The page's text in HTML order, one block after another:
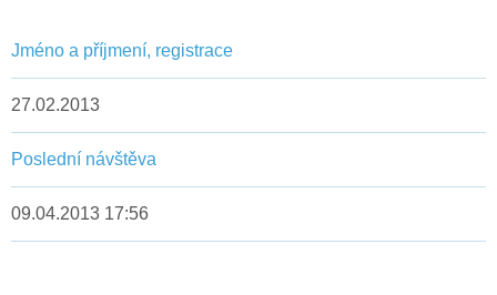
Jméno a příjmení, registrace
27.02.2013
Poslední návštěva
09.04.2013 17:56